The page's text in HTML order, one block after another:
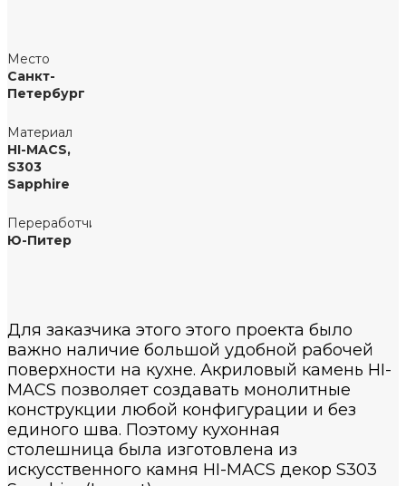
Место
Санкт-
Петербург
Материал
HI-MACS,
S303
Sapphire
Переработчик
Ю-Питер
Для заказчика этого этого проекта было
важно наличие большой удобной рабочей
поверхности на кухне. Акриловый камень HI-
MACS позволяет создавать монолитные
конструкции любой конфигурации и без
единого шва. Поэтому кухонная
столешница была изготовлена из
искусственного камня HI-MACS декор S303